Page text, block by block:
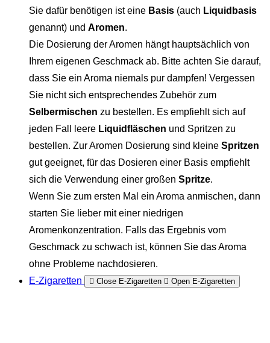
Sie dafür benötigen ist eine Basis (auch Liquidbasis
genannt) und Aromen.
Die Dosierung der Aromen hängt hauptsächlich von
Ihrem eigenen Geschmack ab. Bitte achten Sie darauf,
dass Sie ein Aroma niemals pur dampfen! Vergessen
Sie nicht sich entsprechendes Zubehör zum
Selbermischen zu bestellen. Es empfiehlt sich auf
jeden Fall leere Liquidfläschen und Spritzen zu
bestellen. Zur Aromen Dosierung sind kleine Spritzen
gut geeignet, für das Dosieren einer Basis empfiehlt
sich die Verwendung einer großen Spritze.
Wenn Sie zum ersten Mal ein Aroma anmischen, dann
starten Sie lieber mit einer niedrigen
Aromenkonzentration. Falls das Ergebnis vom
Geschmack zu schwach ist, können Sie das Aroma
ohne Probleme nachdosieren.
E-Zigaretten
Close E-Zigaretten Open E-Zigaretten